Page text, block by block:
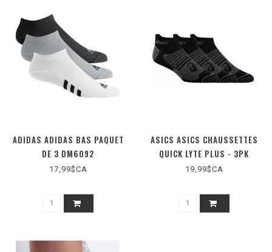
ADIDAS ADIDAS BAS PAQUET
DE 3 DM6092
17,99$CA
ASICS ASICS CHAUSSETTES
QUICK LYTE PLUS - 3PK
(3031A027)
19,99$CA